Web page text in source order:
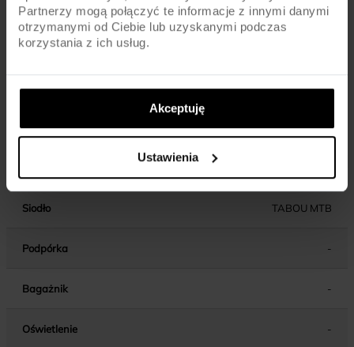
Partnerzy mogą połączyć te informacje z innymi danymi
otrzymanymi od Ciebie lub uzyskanymi podczas
korzystania z ich usług.
Akceptuję
Ustawienia
Kierownica ALU / 720MM / 31.8MM
kierownicy
ALU / AHEAD / 80MM (18/20) / 100MM
(22)
Siodło TABOU MTB
Podpórka -
Bagażnik -
Oświetlenie -